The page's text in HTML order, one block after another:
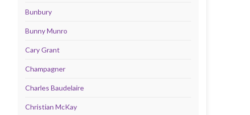
Bunbury
Bunny Munro
Cary Grant
Champagner
Charles Baudelaire
Christian McKay